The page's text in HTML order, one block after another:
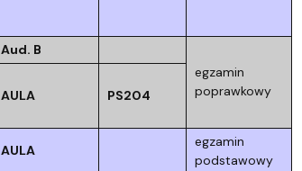
Aud. B
egzamin
poprawkowy
AULA PS204
AULA
egzamin
podstawowy